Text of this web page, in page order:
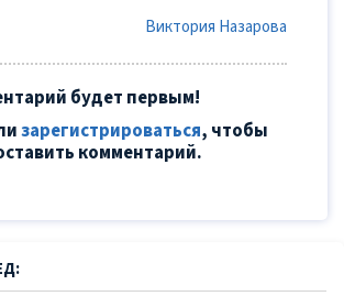
Виктория Назарова
будет первым!
зарегистрироваться, чтобы
комментарий.